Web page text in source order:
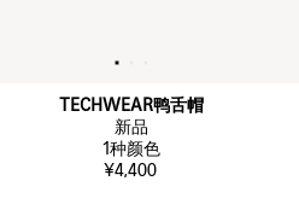
TECHWEAR鸭舌帽
新品
1种颜色
¥4,400